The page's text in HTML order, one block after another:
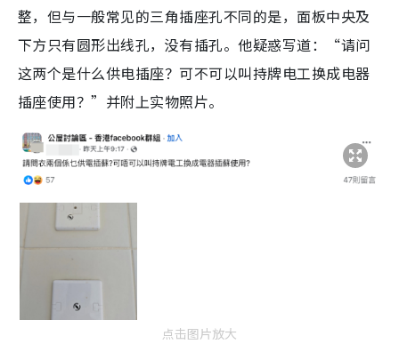
整，但与一般常见的三角插座孔不同的是，面板中央及
下方只有圆形出线孔，没有插孔。他疑惑写道：“请问
这两个是什么供电插座？可不可以叫持牌电工换成电器
插座使用？”并附上实物照片。
点击图片放大